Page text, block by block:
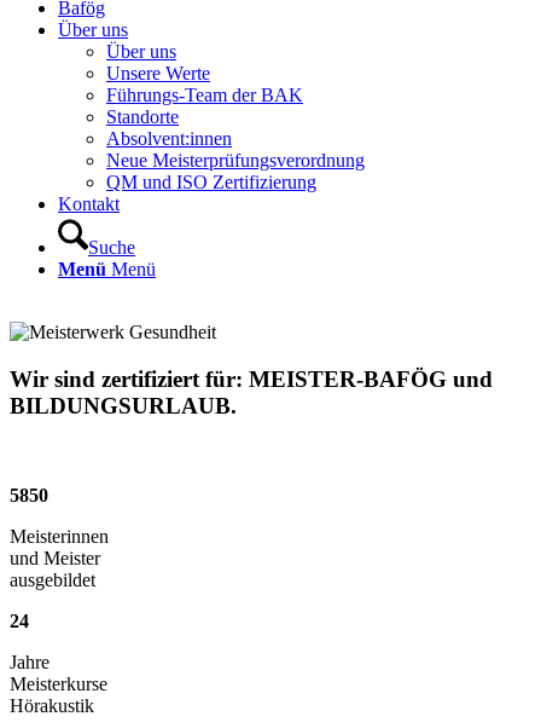
Bafög
Über uns
Über uns
Unsere Werte
Führungs-Team der BAK
Standorte
Absolvent:innen
Neue Meisterprüfungsverordnung
QM und ISO Zertifizierung
Kontakt
Suche
Menü Menü
Wir sind zertifiziert für: MEISTER-BAFÖG und
BILDUNGSURLAUB.
5850
Meisterinnen
und Meister
ausgebildet
24
Jahre
Meisterkurse
Hörakustik